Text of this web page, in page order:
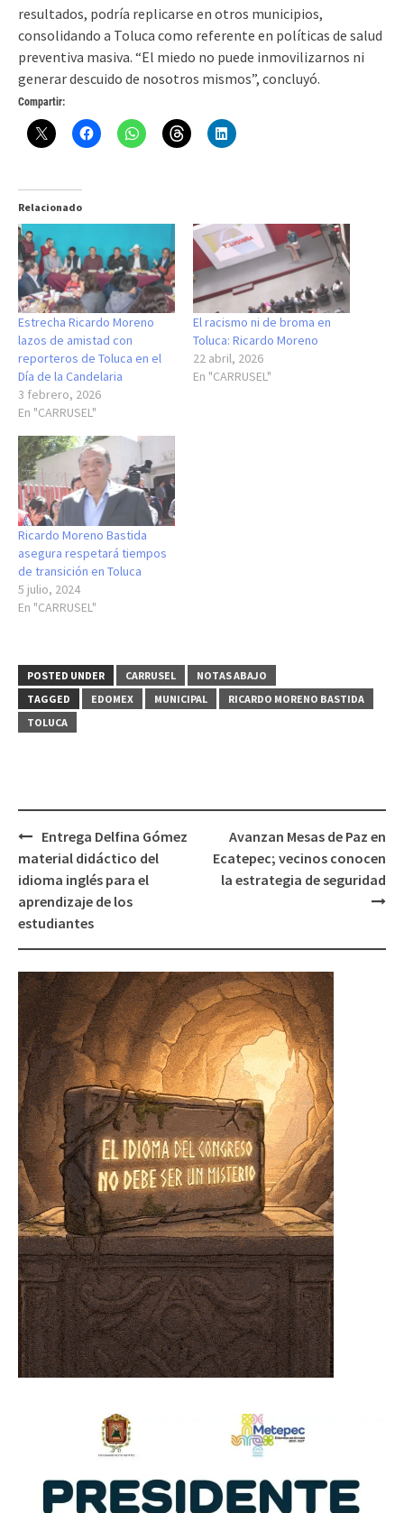
resultados, podría replicarse en otros municipios,
consolidando a Toluca como referente en políticas de salud
preventiva masiva. “El miedo no puede inmovilizarnos ni
generar descuido de nosotros mismos”, concluyó.
Compartir:
Relacionado
Estrecha Ricardo Moreno
lazos de amistad con
reporteros de Toluca en el
Día de la Candelaria
3 febrero, 2026
En "CARRUSEL"
El racismo ni de broma en
Toluca: Ricardo Moreno
22 abril, 2026
En "CARRUSEL"
Ricardo Moreno Bastida
asegura respetará tiempos
de transición en Toluca
5 julio, 2024
En "CARRUSEL"
POSTED UNDER CARRUSEL
NOTAS ABAJO
TAGGED
EDOMEX MUNICIPAL
RICARDO MORENO BASTIDA
TOLUCA
Post
navigation
Entrega Delfina Gómez
material didáctico del
idioma inglés para el
aprendizaje de los
estudiantes
Avanzan Mesas de Paz en
Ecatepec; vecinos conocen
la estrategia de seguridad